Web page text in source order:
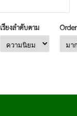
เรียงลำดับตาม Order